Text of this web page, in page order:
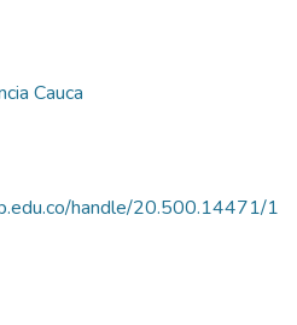
Cauca
handle/20.500.14471/1